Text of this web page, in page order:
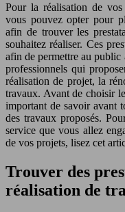
Pour la réalisation de vos
vous pouvez opter pour
afin de trouver les
souhaitez réaliser. Ces
afin de permettre au public
professionnels qui
réalisation de projet, la
travaux. Avant de choisir
important de savoir avant
des travaux proposés.
service que vous allez
de vos projets, lisez cet
Trouver des
réalisation de